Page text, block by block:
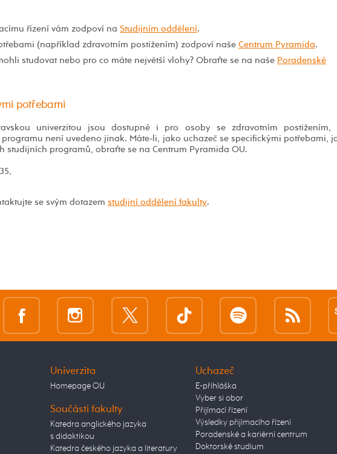
řízení vám zodpoví na Studijním oddělení.
(například zdravotním postižením) zodpoví naše Centrum Pyramida.
studovat nebo pro co máte největší vlohy? Obraťte se na naše Poradenské
potřebami
univerzitou jsou dostupné i pro osoby se zdravotním postižením,
není uvedeno jinak. Máte-li, jako uchazeč se specifickými potřebami,
studijních programů, obraťte se na Centrum Pyramida OU.
se svým dotazem studijní oddělení fakulty.
Univerzita
Homepage OU
Součásti fakulty
Katedra anglického jazyka
s didaktikou
Katedra českého jazyka a literatury
Uchazeč
E-přihláška
Vyber si obor
Přijímací řízení
Výsledky přijímacího řízení
Poradenské a kariérní centrum
Doktorské studium